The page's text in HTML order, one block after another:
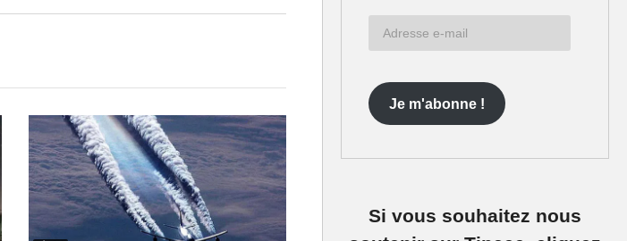
Je m'abonne !
Si vous souhaitez nous